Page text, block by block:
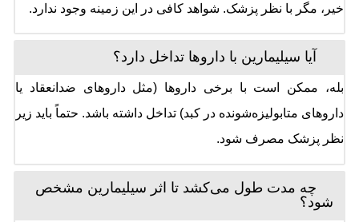
خیر، مگر با نظر پزشک. شواهد کافی در این زمینه وجود ندارد.
آیا سیلیمارین با داروها تداخل دارد؟
بله، ممکن است با برخی داروها (مثل داروهای ضدانعقاد یا
داروهای متابولیزه‌شونده در کبد) تداخل داشته باشد. حتماً باید زیر
نظر پزشک مصرف شود.
چه مدت طول می‌کشد تا اثر سیلیمارین مشخص
شود؟